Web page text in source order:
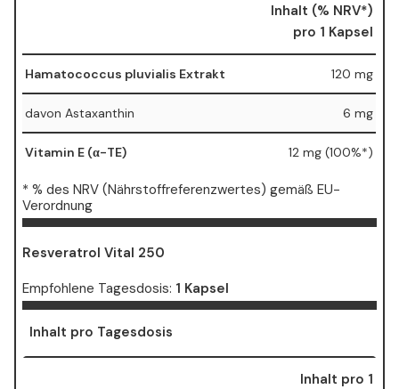
Inhalt (% NRV*)
pro 1 Kapsel
Hamatococcus pluvialis Extrakt 120 mg
davon Astaxanthin 6 mg
Vitamin E (α-TE) 12 mg (100%*)
* % des NRV (Nährstoffreferenzwertes) gemäß EU-
Verordnung
Resveratrol Vital 250
Empfohlene Tagesdosis: 1 Kapsel
Inhalt pro Tagesdosis
Inhalt pro 1